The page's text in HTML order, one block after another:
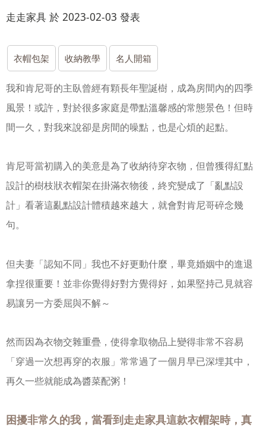
走走家具 於 2023-02-03 發表
衣帽包架 收納教學 名人開箱
我和肯尼哥的主臥曾經有顆長年聖誕樹，成為房間內的四季
風景！或許，對於很多家庭是帶點溫馨感的常態景色！但時
間一久，對我來說卻是房間的噪點，也是心煩的起點。
肯尼哥當初購入的美意是為了收納待穿衣物，但曾獲得紅點
設計的樹枝狀衣帽架在掛滿衣物後，終究變成了「亂點設
計」 看著這亂點設計體積越來越大，就會對肯尼哥碎念幾
句。
但夫妻「認知不同」我也不好更動什麼，畢竟婚姻中的進退
拿捏很重要！並非你覺得好對方覺得好，如果堅持己見就容
易讓另一方委屈與不解～
然而因為衣物交雜重疊，使得拿取物品上變得非常不容易
「穿過一次想再穿的衣服」常常過了一個月早已深埋其中，
再久一些就能成為醬菜配粥！
困擾非常久的我，當看到走走家具這款衣帽架時，真